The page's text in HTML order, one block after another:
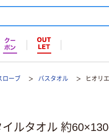
ローブ バスタオル ヒオリ
ルタオル 約